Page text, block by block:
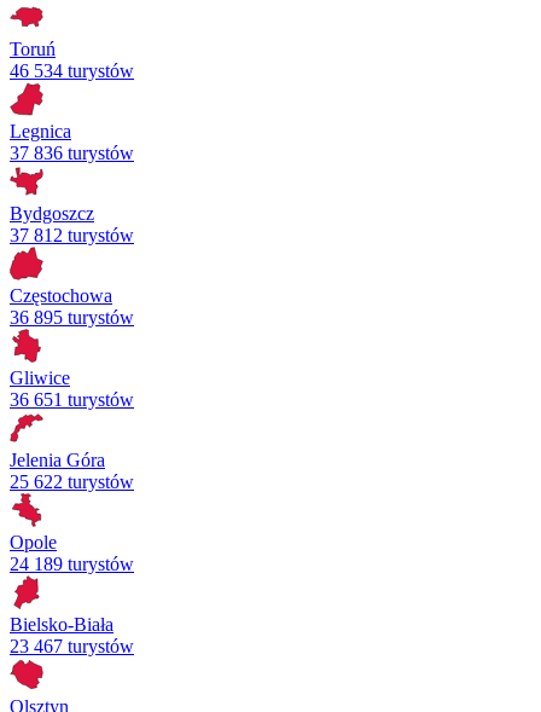
Toruń
46 534 turystów
Legnica
37 836 turystów
Bydgoszcz
37 812 turystów
Częstochowa
36 895 turystów
Gliwice
36 651 turystów
Jelenia Góra
25 622 turystów
Opole
24 189 turystów
Bielsko-Biała
23 467 turystów
Olsztyn